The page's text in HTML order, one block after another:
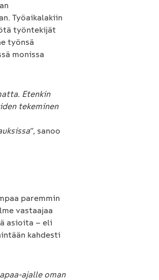
Työaikalakiin
työntekijät
työnsä
monissa
Etenkin
tekeminen
”, sanoo
paremmin
vastaajaa
asioita – eli
kahdesti
ajalle oman